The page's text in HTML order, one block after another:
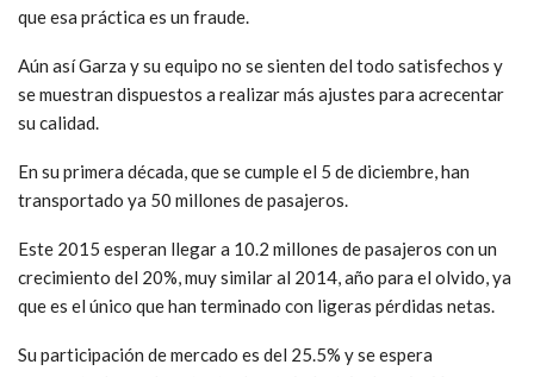
que esa práctica es un fraude.
Aún así Garza y su equipo no se sienten del todo satisfechos y
se muestran dispuestos a realizar más ajustes para acrecentar
su calidad.
En su primera década, que se cumple el 5 de diciembre, han
transportado ya 50 millones de pasajeros.
Este 2015 esperan llegar a 10.2 millones de pasajeros con un
crecimiento del 20%, muy similar al 2014, año para el olvido, ya
que es el único que han terminado con ligeras pérdidas netas.
Su participación de mercado es del 25.5% y se espera